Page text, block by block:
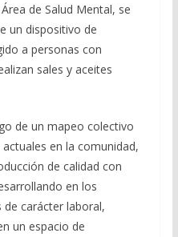
de Salud Mental, se
un dispositivo de
a personas con
sales y aceites
de un mapeo colectivo
en la comunidad,
de calidad con
en los
carácter laboral,
un espacio de